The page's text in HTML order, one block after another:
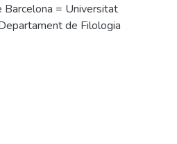
Barcelona = Universitat
de Filologia